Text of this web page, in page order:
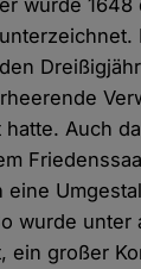
wurde 1648
Auch
wurde unter
ein großer